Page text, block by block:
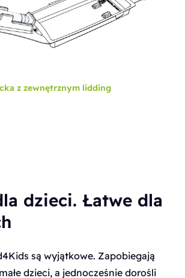
z zewnętrznym lidding
dzieci. Łatwe dla
są wyjątkowe. Zapobiegają
dzieci, a jednocześnie dorośli